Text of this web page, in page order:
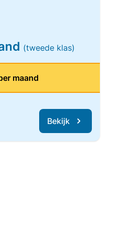
(tweede klas)
maand
Bekijk